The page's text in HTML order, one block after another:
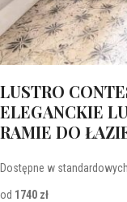
LUSTRO
ELEGANCKIE
RAMIE DO
Dostępne w
od 1740 zł